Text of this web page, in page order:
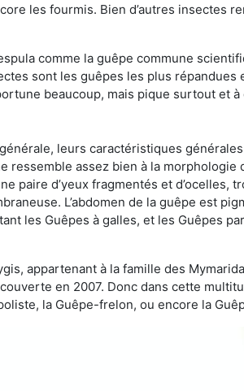
les fourmis. Bien d’autres insectes
comme la guêpe commune
sont les guêpes les plus répandues
beaucoup, mais pique surtout et
leurs caractéristiques
assez bien à la
paire d’yeux fragmentés et d’ocelles,
L’abdomen de la guêpe est
les Guêpes à galles, et les Guêpes
appartenant à la famille des
en 2007. Donc dans cette
la Guêpe-frelon, ou encore la